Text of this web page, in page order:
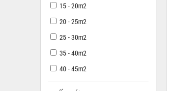
15 - 20m2
20 - 25m2
25 - 30m2
35 - 40m2
40 - 45m2